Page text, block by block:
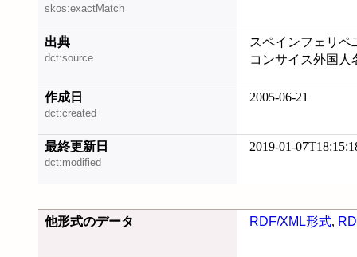
skos:exactMatch
出典
dct:source
スペインフェリペ
コンサイス外国人
作成日
dct:created
2005-06-21
最終更新日
dct:modified
2019-01-
他形式のデータ RDF/XML形式,